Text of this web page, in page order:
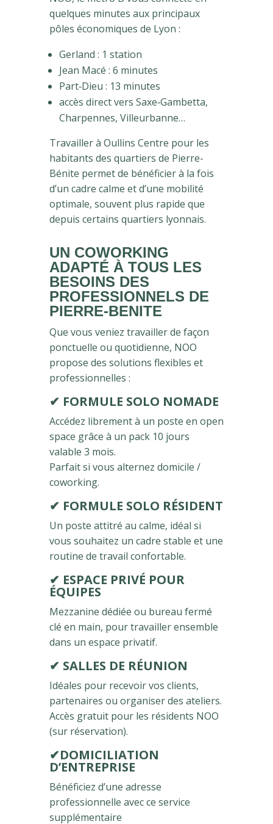
quelques minutes aux principaux
pôles économiques de Lyon :
Gerland : 1 station
Jean Macé : 6 minutes
Part‑Dieu : 13 minutes
accès direct vers Saxe‑Gambetta,
Charpennes, Villeurbanne…
Travailler à Oullins Centre pour les
habitants des quartiers de Pierre-
Bénite permet de bénéficier à la fois
d’un cadre calme et d’une mobilité
optimale, souvent plus rapide que
depuis certains quartiers lyonnais.
UN COWORKING
ADAPTÉ À TOUS LES
BESOINS DES
PROFESSIONNELS DE
PIERRE-BENITE
Que vous veniez travailler de façon
ponctuelle ou quotidienne, NOO
propose des solutions flexibles et
professionnelles :
✔ FORMULE SOLO NOMADE
Accédez librement à un poste en open
space grâce à un pack 10 jours
valable 3 mois.
Parfait si vous alternez domicile /
coworking.
✔ FORMULE SOLO RÉSIDENT
Un poste attitré au calme, idéal si
vous souhaitez un cadre stable et une
routine de travail confortable.
✔ ESPACE PRIVÉ POUR
ÉQUIPES
Mezzanine dédiée ou bureau fermé
clé en main, pour travailler ensemble
dans un espace privatif.
✔ SALLES DE RÉUNION
Idéales pour recevoir vos clients,
partenaires ou organiser des ateliers.
Accès gratuit pour les résidents NOO
(sur réservation).
✔DOMICILIATION
D’ENTREPRISE
Bénéficiez d’une adresse
professionnelle avec ce service
supplémentaire